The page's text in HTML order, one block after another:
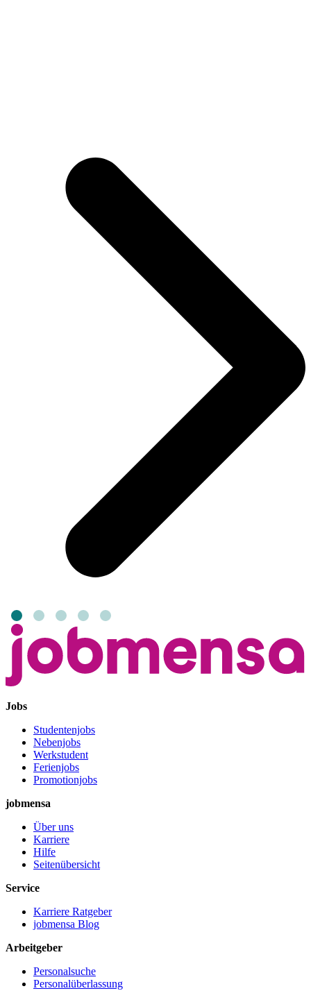
Jobs
Studentenjobs
Nebenjobs
Werkstudent
Ferienjobs
Promotionjobs
jobmensa
Über uns
Karriere
Hilfe
Seitenübersicht
Service
Karriere Ratgeber
jobmensa Blog
Arbeitgeber
Personalsuche
Personalüberlassung